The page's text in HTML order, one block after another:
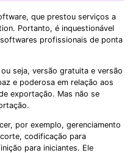
que prestou serviços a
Portanto, é inquestionável
profissionais de ponta
seja, versão gratuita e versão
e poderosa em relação aos
exportação. Mas não se
por exemplo, gerenciamento
codificação para
para iniciantes. Ele